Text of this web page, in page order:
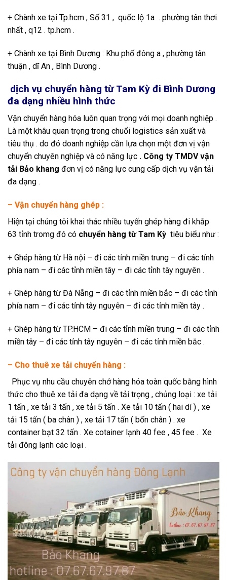
+ Chành xe tại Tp.hcm , Số 31 , quốc lộ 1a . phường tân thơi
nhất , q12 . tp.hcm .
+ Chành xe tại Bình Dương : Khu phố đông a , phường tân
thuận , dĩ An , Bình Dương .
dịch vụ chuyển hàng từ Tam Kỳ đi Bình Dương
đa dạng nhiều hình thức
Vận chuyển hàng hóa luôn quan trọng với mọi doanh nghiệp .
Là một khâu quan trọng trong chuổi logistics sản xuất và
tiêu thụ . do đó doanh nghiệp cần lựa chọn một đơn vị vận
chuyển chuyên nghiệp và có năng lực . Công ty TMDV vận
tải Bảo khang đơn vị có năng lực cung cấp dịch vụ vận tải
đa dạng .
– Vận chuyển hàng ghép :
Hiện tại chúng tôi khai thác nhiều tuyến ghép hàng đi khắp
63 tỉnh tromg đó có chuyển hàng từ Tam Kỳ tiêu biểu như :
+ Ghép hàng từ Hà nội – đi các tỉnh miền trung – đi các tỉnh
phía nam – đi các tỉnh miền tây – đi các tỉnh tây nguyên .
+ Ghép hàng từ Đà Nẵng – đi các tỉnh miền bắc – đi các tỉnh
phía nam – đi các tỉnh tây nguyên – đi các tỉnh miền tây .
+ Ghép hàng từ TP.HCM – đi các tỉnh miền trung – đi các tỉnh
miền tây – đi các tỉnh tây nguyên – đi các tỉnh miền bắc .
– Cho thuê xe tải chuyển hàng :
Phục vụ nhu cầu chuyên chở hàng hóa toàn quốc bằng hình
thức cho thuê xe tải đa dạng về tải trọng , chủng loại : xe tải
1 tấn , xe tải 3 tấn , xe tải 5 tấn . Xe tải 10 tấn ( hai dí ) , xe
tải 15 tấn ( ba chân ) , xe tải 17 tấn ( bốn chân ) . xe
container bạt 32 tấn . Xe cotainer lạnh 40 fee , 45 fee . Xe
tải đông lạnh các loại .